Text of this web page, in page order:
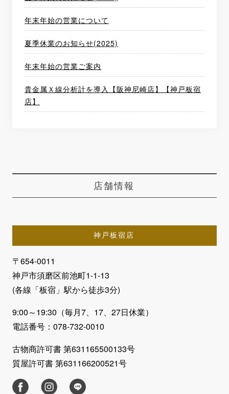
年末年始の営業について
夏季休業のお知らせ(2025)
年末年始の営業ご案内
貴金属Ｘ線分析計を導入【阪神尼崎店】【神戸板宿
店】
店舗情報
神戸板宿店
〒654-0011
神戸市須磨区前池町1-1-13
(各線「板宿」駅から徒歩3分)
9:00～19:30（毎月7、17、27日休業）
電話番号：078-732-0010
古物商許可書 第631165500133号
質屋許可書 第631166200521号